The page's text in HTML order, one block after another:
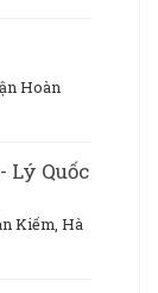
Hoàn
Lý Quốc
Kiếm, Hà